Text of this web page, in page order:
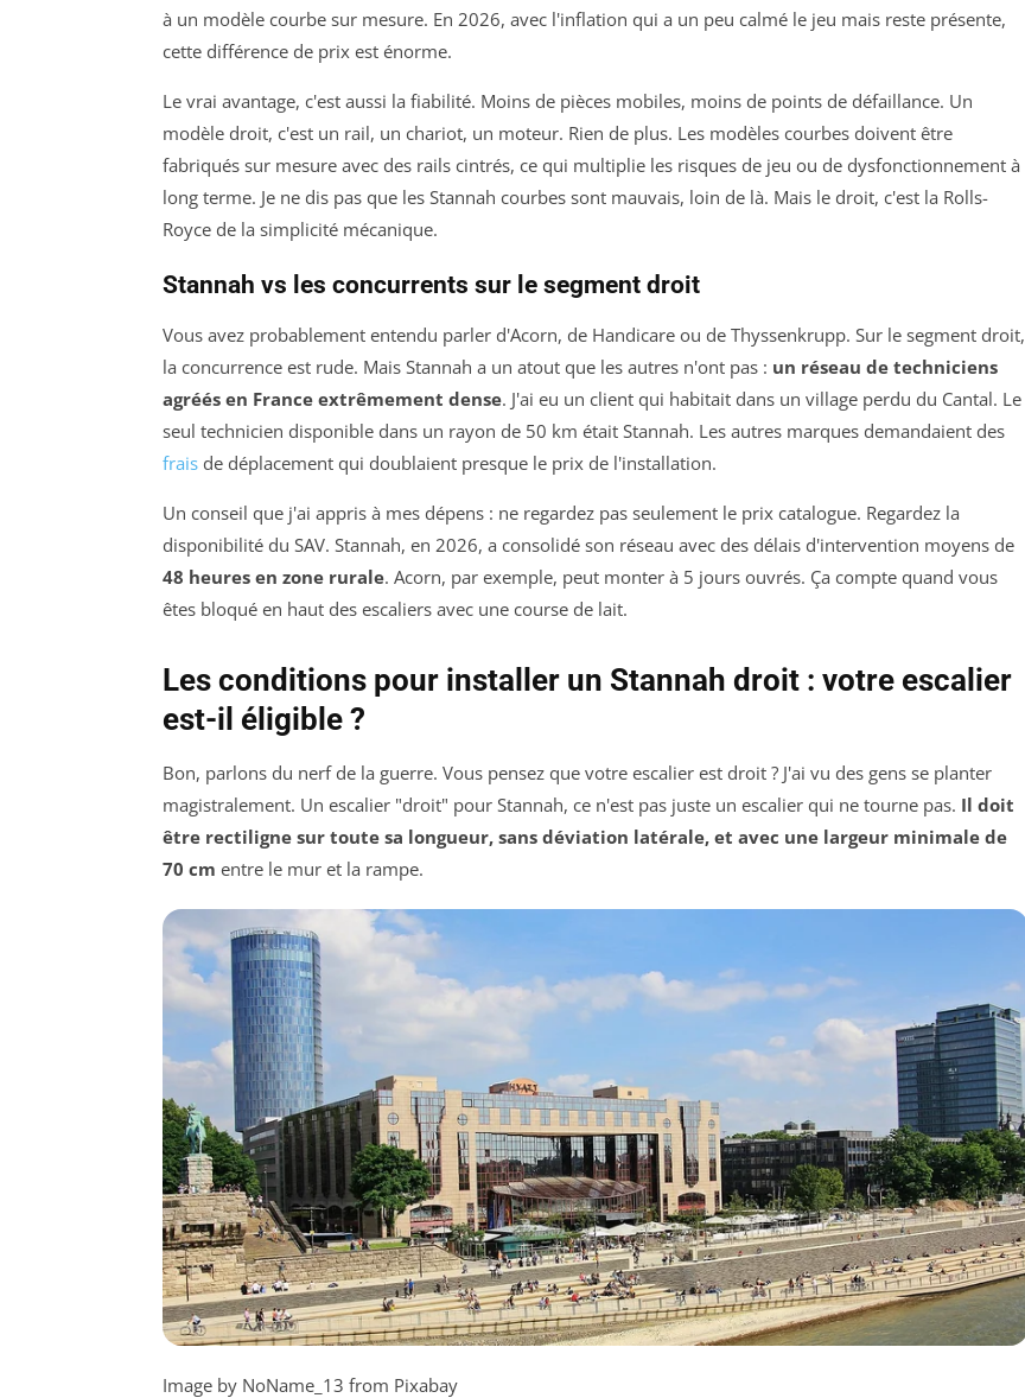
à un modèle courbe sur mesure. En 2026, avec l'inflation qui a un peu calmé le jeu mais reste présente,
cette différence de prix est énorme.
Le vrai avantage, c'est aussi la fiabilité. Moins de pièces mobiles, moins de points de défaillance. Un
modèle droit, c'est un rail, un chariot, un moteur. Rien de plus. Les modèles courbes doivent être
fabriqués sur mesure avec des rails cintrés, ce qui multiplie les risques de jeu ou de dysfonctionnement à
long terme. Je ne dis pas que les Stannah courbes sont mauvais, loin de là. Mais le droit, c'est la Rolls-
Royce de la simplicité mécanique.
Stannah vs les concurrents sur le segment droit
Vous avez probablement entendu parler d'Acorn, de Handicare ou de Thyssenkrupp. Sur le segment droit,
la concurrence est rude. Mais Stannah a un atout que les autres n'ont pas : un réseau de techniciens
agréés en France extrêmement dense. J'ai eu un client qui habitait dans un village perdu du Cantal. Le
seul technicien disponible dans un rayon de 50 km était Stannah. Les autres marques demandaient des
frais de déplacement qui doublaient presque le prix de l'installation.
Un conseil que j'ai appris à mes dépens : ne regardez pas seulement le prix catalogue. Regardez la
disponibilité du SAV. Stannah, en 2026, a consolidé son réseau avec des délais d'intervention moyens de
48 heures en zone rurale. Acorn, par exemple, peut monter à 5 jours ouvrés. Ça compte quand vous
êtes bloqué en haut des escaliers avec une course de lait.
Les conditions pour installer un Stannah droit : votre escalier
est-il éligible ?
Bon, parlons du nerf de la guerre. Vous pensez que votre escalier est droit ? J'ai vu des gens se planter
magistralement. Un escalier "droit" pour Stannah, ce n'est pas juste un escalier qui ne tourne pas. Il doit
être rectiligne sur toute sa longueur, sans déviation latérale, et avec une largeur minimale de
70 cm entre le mur et la rampe.
Image by NoName_13 from Pixabay